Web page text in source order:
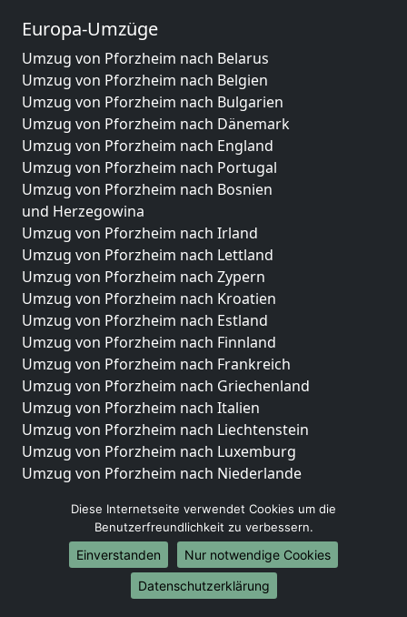
Europa-Umzüge
Umzug von Pforzheim nach Belarus
Umzug von Pforzheim nach Belgien
Umzug von Pforzheim nach Bulgarien
Umzug von Pforzheim nach Dänemark
Umzug von Pforzheim nach England
Umzug von Pforzheim nach Portugal
Umzug von Pforzheim nach Bosnien
und Herzegowina
Umzug von Pforzheim nach Irland
Umzug von Pforzheim nach Lettland
Umzug von Pforzheim nach Zypern
Umzug von Pforzheim nach Kroatien
Umzug von Pforzheim nach Estland
Umzug von Pforzheim nach Finnland
Umzug von Pforzheim nach Frankreich
Umzug von Pforzheim nach Griechenland
Umzug von Pforzheim nach Italien
Umzug von Pforzheim nach Liechtenstein
Umzug von Pforzheim nach Luxemburg
Umzug von Pforzheim nach Niederlande
Umzüge-Deutschlandweit
Umzug von Pforzheim nach Berlin
Umzug von Pforzheim nach Hamburg
Umzug von Pforzheim nach München
Diese Internetseite verwendet Cookies um die
Benutzerfreundlichkeit zu verbessern.
Einverstanden
Nur notwendige Cookies
Datenschutzerklärung